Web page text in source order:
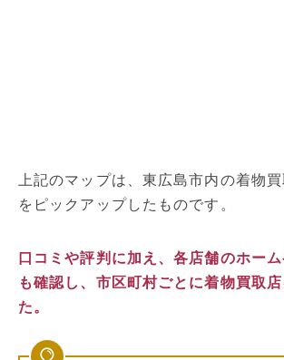
上記のマップは、東広島市内の着物
をピックアップしたものです。
口コミや評判に加え、各店舗のホー
も確認し、市区町村ごとに着物買取
た。